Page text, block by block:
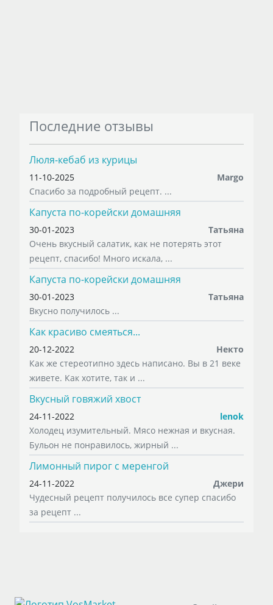
Последние отзывы
Люля-кебаб из курицы
11-10-2025
Margo
Спасибо за подробный рецепт. ...
Капуста по-корейски домашняя
30-01-2023
Татьяна
Очень вкусный салатик, как не потерять этот
рецепт, спасибо! Много искала, ...
Капуста по-корейски домашняя
30-01-2023
Татьяна
Вкусно получилось ...
Как красиво смеяться...
20-12-2022
Некто
Как же стереотипно здесь написано. Вы в 21 веке
живете. Как хотите, так и ...
Вкусный говяжий хвост
24-11-2022
lenok
Холодец изумительный. Мясо нежная и вкусная.
Бульон не понравилось, жирный ...
Лимонный пирог с меренгой
24-11-2022
Джери
Чудесный рецепт получилось все супер спасибо
за рецепт ...